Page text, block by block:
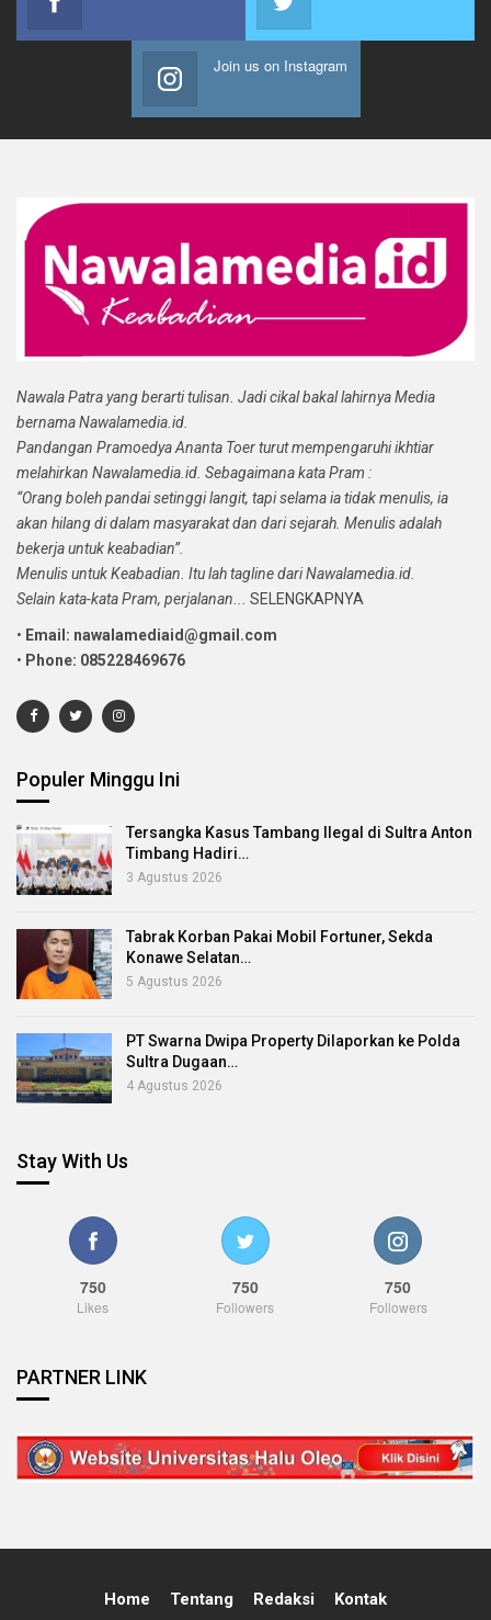
Join us on Instagram
Nawala Patra yang berarti tulisan. Jadi cikal bakal lahirnya Media
bernama Nawalamedia.id.
Pandangan Pramoedya Ananta Toer turut mempengaruhi ikhtiar
melahirkan Nawalamedia.id. Sebagaimana kata Pram :
“Orang boleh pandai setinggi langit, tapi selama ia tidak menulis, ia
akan hilang di dalam masyarakat dan dari sejarah. Menulis adalah
bekerja untuk keabadian”.
Menulis untuk Keabadian. Itu lah tagline dari Nawalamedia.id.
Selain kata-kata Pram, perjalanan...
SELENGKAPNYA
• Email: nawalamediaid@gmail.com
• Phone: 085228469676
Populer Minggu Ini
Tersangka Kasus Tambang Ilegal di Sultra Anton
Timbang Hadiri…
3 Agustus 2026
Tabrak Korban Pakai Mobil Fortuner, Sekda
Konawe Selatan…
5 Agustus 2026
PT Swarna Dwipa Property Dilaporkan ke Polda
Sultra Dugaan…
4 Agustus 2026
Stay With Us
750
Likes
750
Followers
750
Followers
PARTNER LINK
Home Tentang Redaksi Kontak